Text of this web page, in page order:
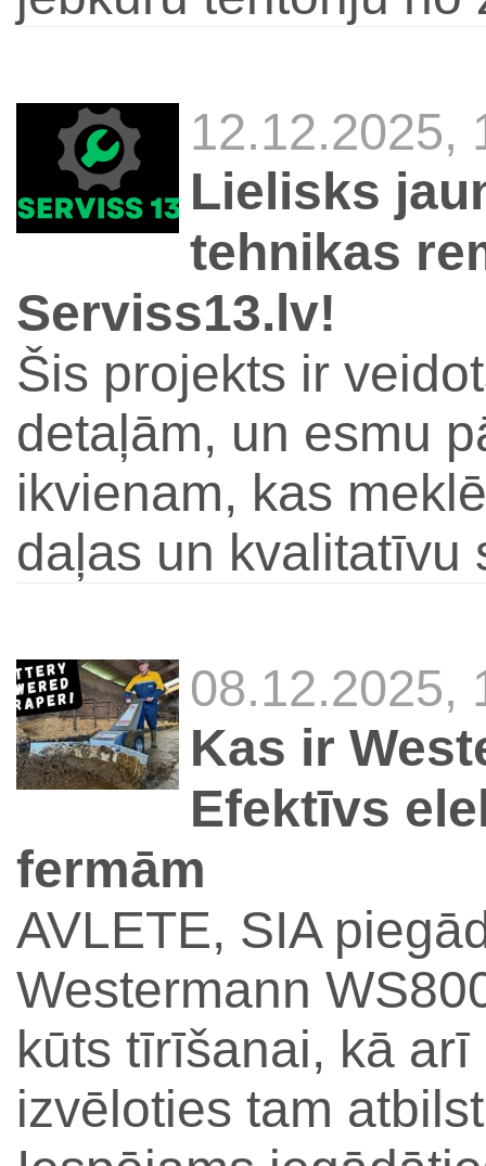
12.12.2025,
Lielisks
tehnikas
Serviss13.lv!
Šis projekts ir
detaļām, un esmu
ikvienam, kas
daļas un kvalitatīvu
08.12.2025,
Kas ir
Efektīvs
fermām
AVLETE, SIA
Westermann
kūts tīrīšanai, kā
izvēloties tam